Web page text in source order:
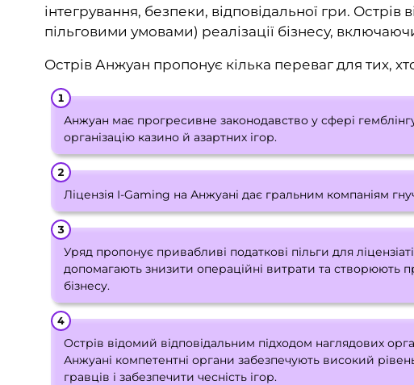
інтегрування, безпеки, відповідальної гри.
пільговими умовами) реалізації бізнесу,
Острів Анжуан пропонує кілька переваг для тих,
Анжуан має прогресивне законодавство у сфері
організацію казино й азартних ігор.
Ліцензія I-Gaming на Анжуані дає гральним компаніям
Уряд пропонує привабливі податкові пільги для
допомагають знизити операційні витрати та створюють
бізнесу.
Острів відомий відповідальним підходом наглядових
Анжуані компетентні органи забезпечують високий
гравців і забезпечити чесність ігор.